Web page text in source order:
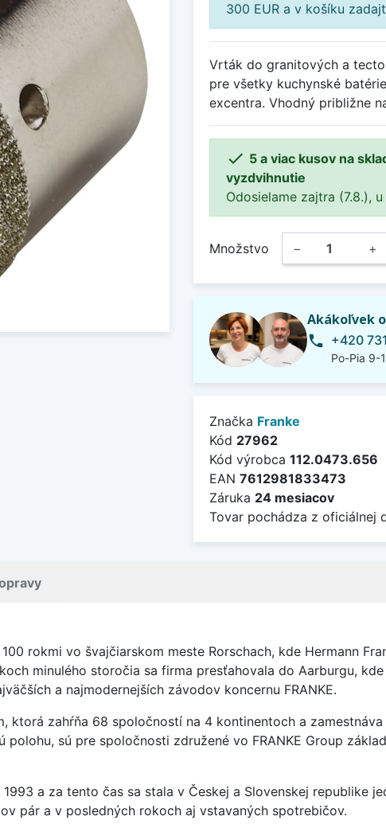
300 EUR a v košíku
Vrták do granitových a
pre všetky kuchynské
excentra. Vhodný približne
 5 a viac kusov na
vyzdvihnutie
Odosielame zajtra (7.8.),
Množstvo − +
Akákoľvek
phone +420
Po-Pia 9-
Značka Franke
Kód 27962
Kód výrobca 112.0473.656
EAN 7612981833473
Záruka 24 mesiacov
Tovar pochádza z oficiálnej
rokmi vo švajčiarskom meste Rorschach, kde Hermann
minulého storočia sa firma presťahovala do Aarburgu,
a najmodernejších závodov koncernu FRANKE.
ktorá zahŕňa 68 spoločností na 4 kontinentoch a
sú pre spoločnosti združené vo FRANKE Group
a za tento čas sa stala v Českej a Slovenskej republike
pár a v posledných rokoch aj vstavaných spotrebičov.